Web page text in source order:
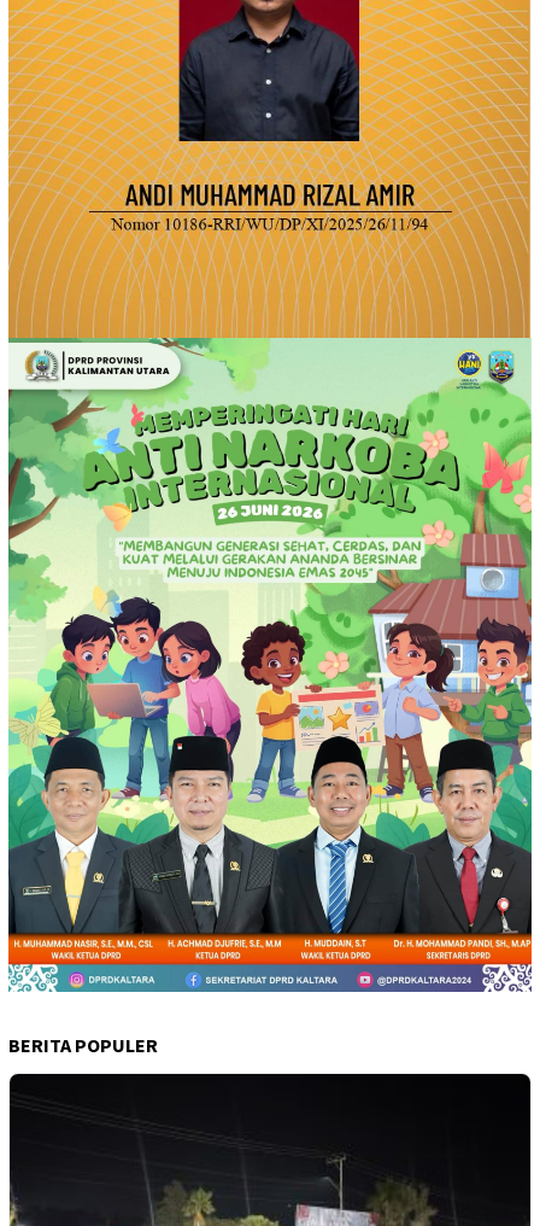
BERITA POPULER